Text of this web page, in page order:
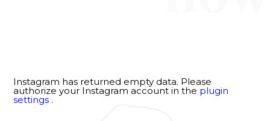
Instagram has returned empty data. Please
authorize your Instagram account in the plugin
settings .